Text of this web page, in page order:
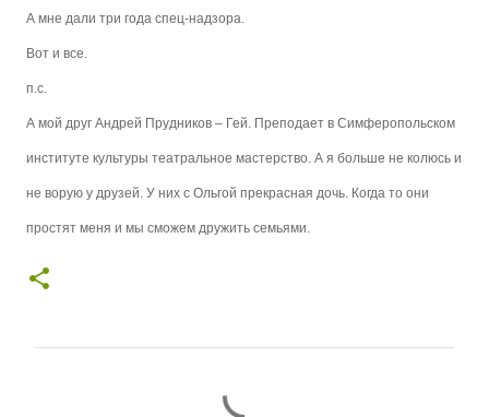
А мне дали три года спец-надзора.
Вот и все.
п.с.
А мой друг Андрей Прудников – Гей. Преподает в Симферопольском
институте культуры театральное мастерство. А я больше не колюсь и
не ворую у друзей. У них с Ольгой прекрасная дочь. Когда то они
простят меня и мы сможем дружить семьями.